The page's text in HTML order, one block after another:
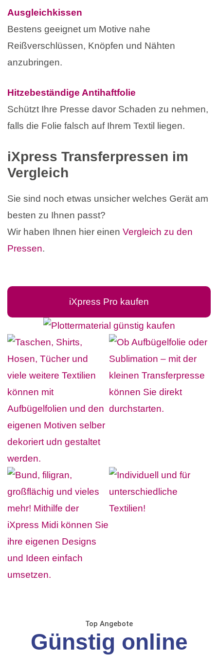
Ausgleichkissen
Bestens geeignet um Motive nahe
Reißverschlüssen, Knöpfen und Nähten
anzubringen.
Hitzebeständige Antihaftfolie
Schützt Ihre Presse davor Schaden zu nehmen,
falls die Folie falsch auf Ihrem Textil liegen.
iXpress Transferpressen im
Vergleich
Sie sind noch etwas unsicher welches Gerät am
besten zu Ihnen passt?
Wir haben Ihnen hier einen Vergleich zu den
Pressen.
iXpress Pro kaufen
Top Angebote
Günstig online